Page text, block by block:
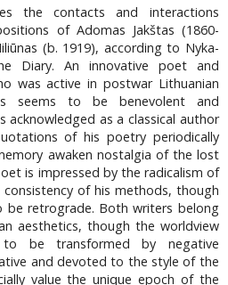
the contacts and interactions
of Adomas Jakštas (1860-
(b. 1919), according to Nyka-
Diary. An innovative poet and
was active in postwar Lithuanian
seems to be benevolent and
acknowledged as a classical author
of his poetry periodically
awaken nostalgia of the lost
is impressed by the radicalism of
of his methods, though
be retrograde. Both writers belong
aesthetics, though the worldview
to be transformed by negative
and devoted to the style of the
value the unique epoch of the